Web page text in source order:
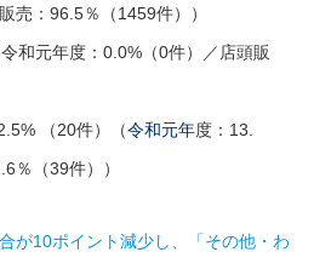
売：96.5％（1459件））
和元年度：0.0%（0件）／店頭販
（20件）（令和元年度：13.
％（39件））
が10ポイント減少し、「その他・わ